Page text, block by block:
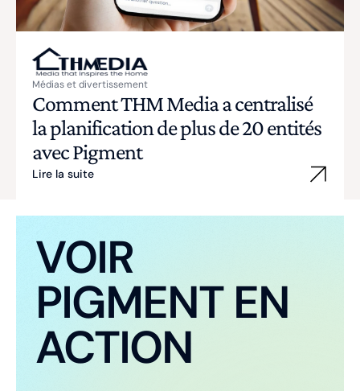
Médias et divertissement
Comment THM Media a centralisé
la planification de plus de 20 entités
avec Pigment
Lire la suite
VOIR
PIGMENT EN
ACTION